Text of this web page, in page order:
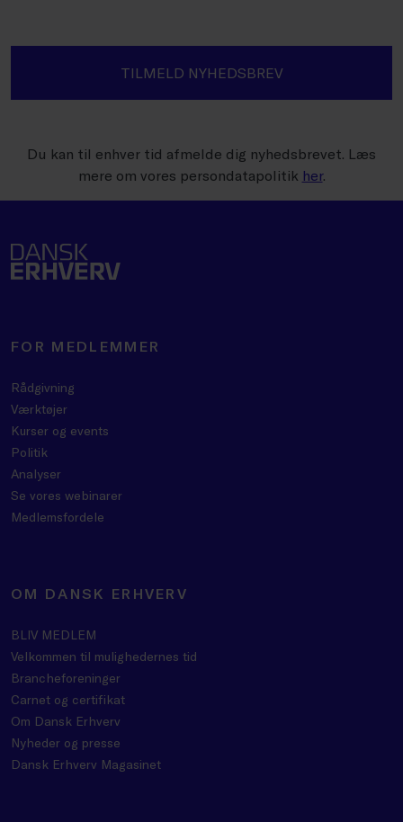
TILMELD NYHEDSBREV
Du kan til enhver tid afmelde dig nyhedsbrevet. Læs
mere om vores persondatapolitik her.
FOR MEDLEMMER
Rådgivning
Værktøjer
Kurser og events
Politik
Analyser
Se vores webinarer
Medlemsfordele
OM DANSK ERHVERV
BLIV MEDLEM
Velkommen til mulighedernes tid
Brancheforeninger
Carnet og certifikat
Om Dansk Erhverv
Nyheder og presse
Dansk Erhverv Magasinet